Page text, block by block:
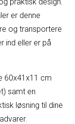
er denne
og transportere
ind eller er på
60x41x11 cm
samt en
løsning til dine